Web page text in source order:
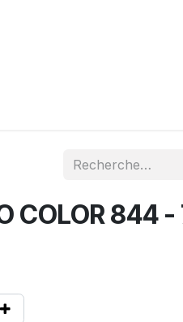
COLOR 844 -